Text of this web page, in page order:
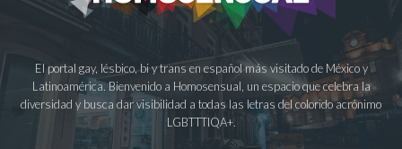
El portal gay, lésbico, bi y trans en español más visitado de México y
Latinoamérica. Bienvenido a Homosensual, un espacio que celebra la
diversidad y busca dar visibilidad a todas las letras del colorido acrónimo
LGBTTTIQA+.